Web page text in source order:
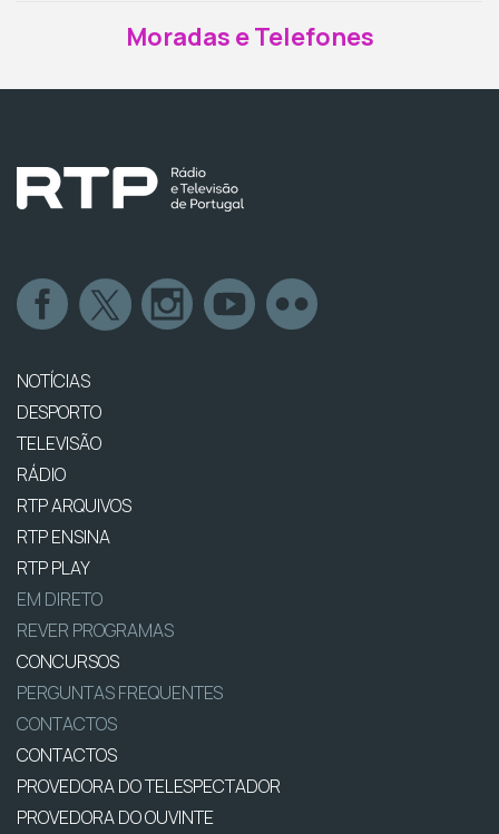
Moradas e Telefones
NOTÍCIAS
DESPORTO
TELEVISÃO
RÁDIO
RTP ARQUIVOS
RTP ENSINA
RTP PLAY
EM DIRETO
REVER PROGRAMAS
CONCURSOS
PERGUNTAS FREQUENTES
CONTACTOS
CONTACTOS
PROVEDORA DO TELESPECTADOR
PROVEDORA DO OUVINTE